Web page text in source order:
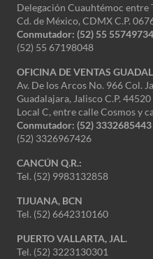
Delegación Cuauhtémoc entre
Cd. de México, CDMX C.P.
Conmutador: (52) 55 55749734
(52) 55 67198048
OFICINA DE VENTAS
Av. De los Arcos No. 966 Col.
Guadalajara, Jalisco C.P. 44520
Local C, entre calle Cosmos y
Conmutador: (52) 3332685443
(52) 3326967426
CANCÚN Q.R.:
Tel. (52) 9983132858
TIJUANA, BCN
Tel. (52) 6642310160
PUERTO VALLARTA, JAL.
Tel. (52) 3223130301